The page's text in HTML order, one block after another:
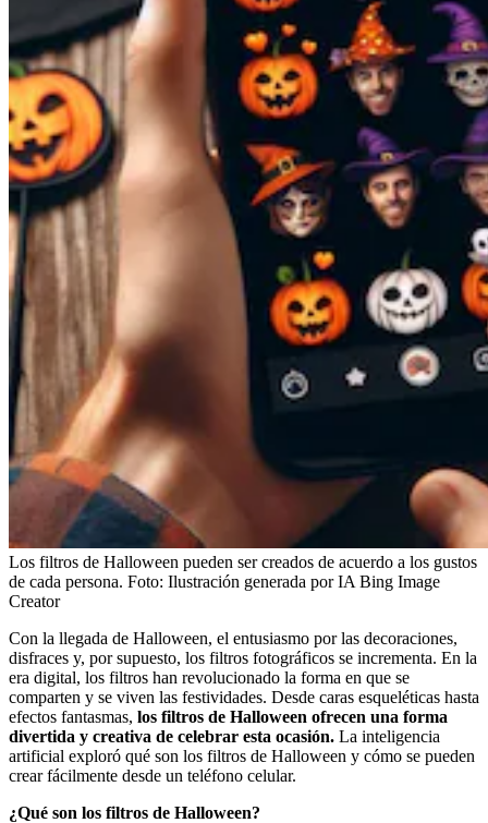
Los filtros de Halloween pueden ser creados de acuerdo a los gustos
de cada persona. Foto: Ilustración generada por IA Bing Image
Creator
Con la llegada de Halloween, el entusiasmo por las decoraciones,
disfraces y, por supuesto, los filtros fotográficos se incrementa. En la
era digital, los filtros han revolucionado la forma en que se
comparten y se viven las festividades. Desde caras esqueléticas hasta
efectos fantasmas, los filtros de Halloween ofrecen una forma
divertida y creativa de celebrar esta ocasión. La inteligencia
artificial exploró qué son los filtros de Halloween y cómo se pueden
crear fácilmente desde un teléfono celular.
¿Qué son los filtros de Halloween?